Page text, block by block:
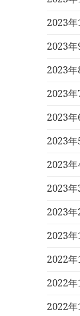
2023年
2023年
2023年
2023年
2023年
2023年
2023年
2023年
2023年
2023年
2022年
2022年
2022年